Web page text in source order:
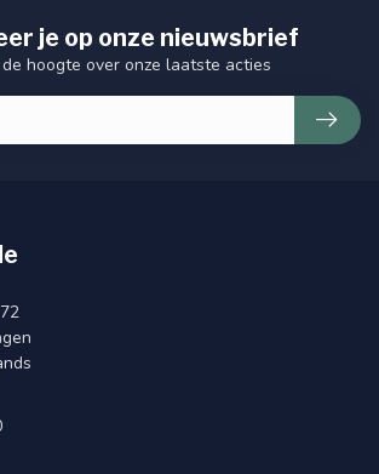
je op onze nieuwsbrief
hoogte over onze laatste acties